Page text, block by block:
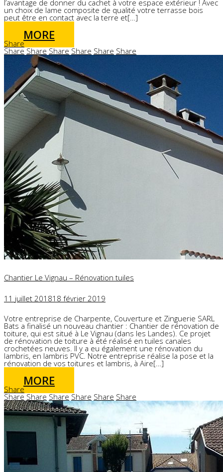
l’avantage de donner du cachet à votre espace extérieur ! Avec
un choix de lame composite de qualité votre terrasse bois
peut être en contact avec la terre et[…]
MORE
Share
Share Share Share Share Share Share
Chantier Le Vignau – Rénovation tuiles
11 juillet 201818 février 2019
Votre entreprise de Charpente, Couverture et Zinguerie SARL
Bats a finalisé un nouveau chantier : Chantier de rénovation de
toiture, qui est situé à Le Vignau (dans les Landes). Ce projet
de rénovation de toiture à été réalisé en tuiles canales
crochetées neuves. Il y a eu également une rénovation du
lambris, en lambris PVC. Notre entreprise réalise la pose et la
rénovation de vos toitures et lambris, à Aire[…]
MORE
Share
Share Share Share Share Share Share